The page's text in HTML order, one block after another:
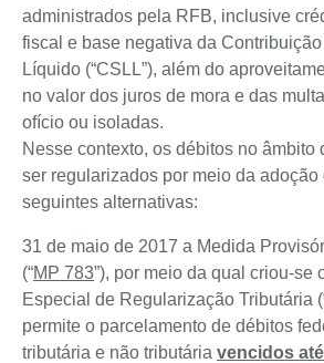
administrados pela RFB, inclusive
fiscal e base negativa da
Líquido (“CSLL”), além do
no valor dos juros de mora e das
ofício ou isoladas.
Nesse contexto, os débitos no âmbito
ser regularizados por meio da adoção
seguintes alternativas:
31 de maio de 2017 a Medida
(“MP 783”), por meio da qual criou-se
Especial de Regularização Tributária
permite o parcelamento de débitos
tributária e não tributária vencidos